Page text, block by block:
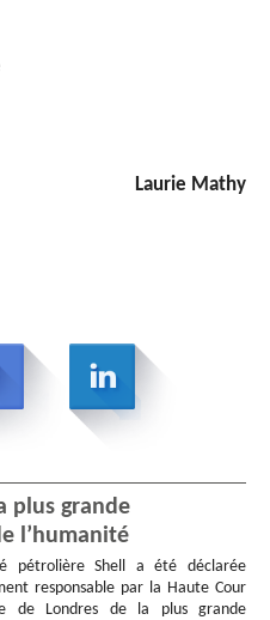
Laurie Mathy
plus grande
l’humanité
pétrolière Shell a été déclarée
responsable par la Haute Cour
de Londres de la plus grande